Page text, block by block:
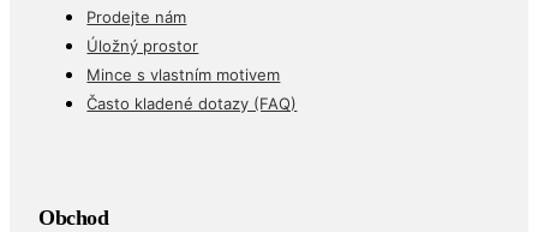
Prodejte nám
Úložný prostor
Mince s vlastním motivem
Často kladené dotazy (FAQ)
Obchod